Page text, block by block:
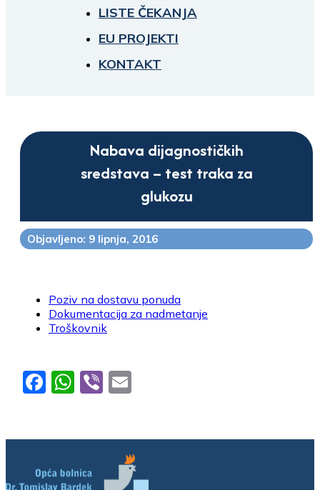
LISTE ČEKANJA
EU PROJEKTI
KONTAKT
Nabava dijagnostičkih
sredstava – test traka za
glukozu
Objavljeno: 9 lipnja, 2016
Poziv na dostavu ponuda
Dokumentacija za nadmetanje
Troškovnik
Facebook
WhatsApp
Viber